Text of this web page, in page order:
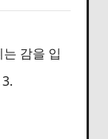
감을 입